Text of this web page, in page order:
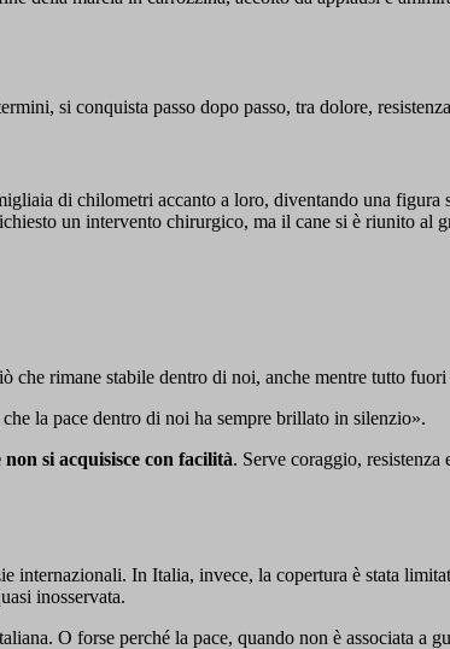
si conquista passo dopo passo, tra dolore,
di chilometri accanto a loro, diventando una figura
un intervento chirurgico, ma il cane si è riunito al
rimane stabile dentro di noi, anche mentre tutto
la pace dentro di noi ha sempre brillato in silenzio».
si acquisisce con facilità. Serve coraggio,
internazionali. In Italia, invece, la copertura è stata
inosservata.
O forse perché la pace, quando non è associata a